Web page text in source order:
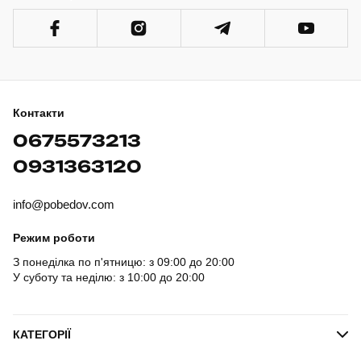
Контакти
0675573213
0931363120
info@pobedov.com
Режим роботи
З понеділка по п'ятницю: з 09:00 до 20:00
У суботу та неділю: з 10:00 до 20:00
КАТЕГОРІЇ